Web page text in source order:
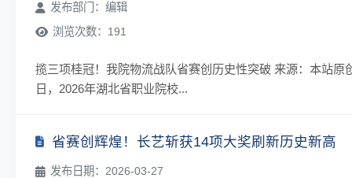
发布部门：编辑
浏览次数：191
揽三项桂冠！我院物流战队省赛创历史性突破 来源：本站原
日，2026年湖北省职业院校...
省赛创辉煌！长艺斩获14项大奖刷新历史新高
发布日期：2026-03-27